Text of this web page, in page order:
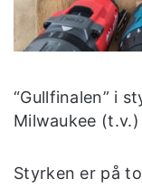
“Gullfinalen” i
Milwaukee
Styrken er på